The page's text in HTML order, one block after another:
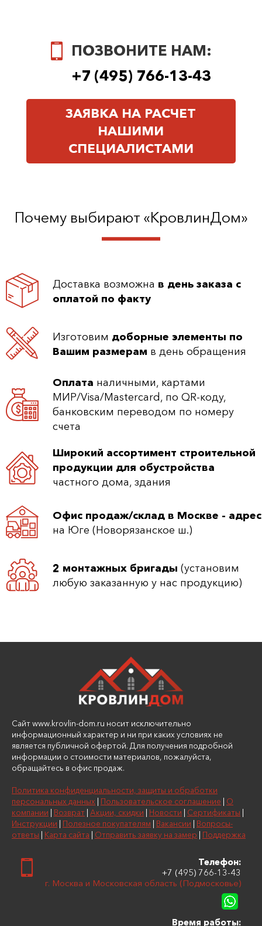
ПОЗВОНИТЕ НАМ:
+7 (495) 766-13-43
ЗАЯВКА НА РАСЧЕТ
НАШИМИ
СПЕЦИАЛИСТАМИ
Почему выбирают «КровлинДом»
Доставка возможна в день заказа с
оплатой по факту
Изготовим доборные элементы по
Вашим размерам в день обращения
Оплата наличными, картами
МИР/Visa/Mastercard, по QR-коду,
банковским переводом по номеру
счета
Широкий ассортимент строительной
продукции для обустройства
частного дома, здания
Офис продаж/склад в Москве - адрес
на Юге (Новорязанское ш.)
2 монтажных бригады (установим
любую заказанную у нас продукцию)
Сайт www.krovlin-dom.ru носит исключительно
информационный характер и ни при каких условиях не
является публичной офертой. Для получения подробной
информации о стоимости материалов, пожалуйста,
обращайтесь в офис продаж.
Политика конфиденциальности, защиты и обработки
персональных данных
Пользовательское соглашение
О
компании
Возврат Акции, скидки Новости Сертификаты
Инструкции
Полезное покупателям Вакансии
Вопросы-
ответы
Карта сайта Отправить заявку на замер Поддержка
Телефон:
+7 (495) 766-13-43
г. Москва и Московская область (Подмосковье)
Время работы: